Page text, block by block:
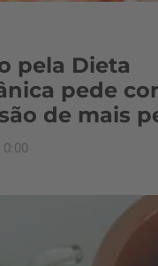
pela Dieta
pede
de mais
0:00